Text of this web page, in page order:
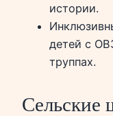
истории.
детей с
труппах.
Сельские